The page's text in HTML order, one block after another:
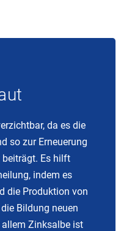
da es die
so zur Erneuerung
beiträgt. Es hilft
indem es
die Produktion von
Bildung neuen
Zinksalbe ist